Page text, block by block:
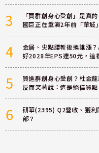
3
「買群創身心受創」是真
國巨正在重演2年前「華城
4
金居、尖點腰斬後換誰漲
好2028年EPS達50元，這
5
買進群創身心受創？杜金
反而笑著說：這是絕佳買點
6
研華(2395) Q2營收、獲利
部？